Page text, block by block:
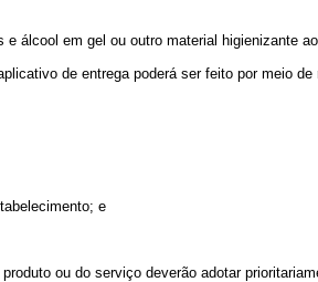
álcool em gel ou outro material higienizante
de entrega poderá ser feito por meio
e
ou do serviço deverão adotar